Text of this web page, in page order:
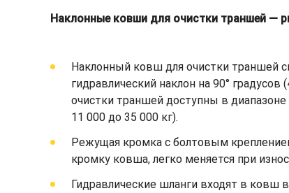
Наклонные ковши для очистки траншей —
Наклонный ковш для очистки траншей
гидравлический наклон на 90°
очистки траншей доступны в
11 000 до 35 000 кг).
Режущая кромка с болтовым
кромку ковша, легко меняется при
Гидравлические шланги входят в ковш